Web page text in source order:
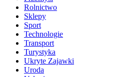
Rolnictwo
Sklepy
Sport
Technologie
Transport
Turystyka
Ukryte Zajawki
Uroda